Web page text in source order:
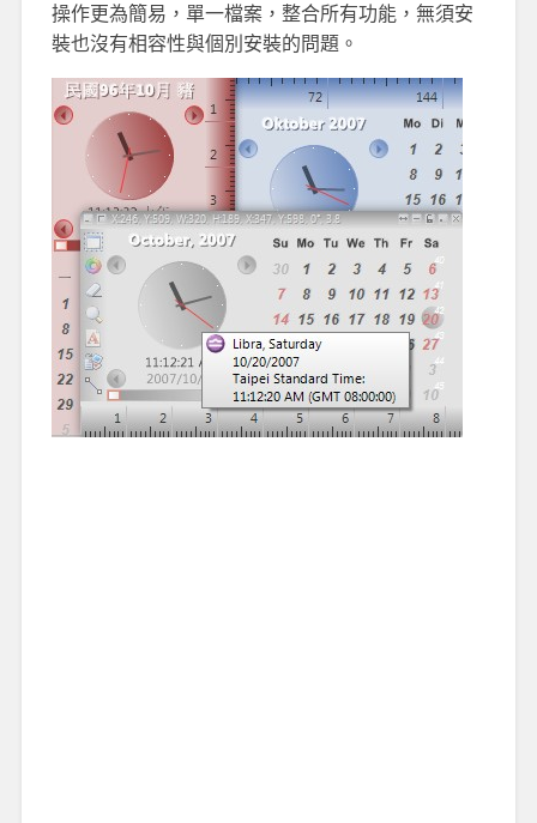
操作更為簡易，單一檔案，整合所有功能，無須安
裝也沒有相容性與個別安裝的問題。